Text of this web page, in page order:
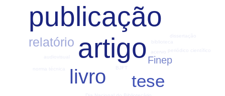
artigo
publicação
livro tese
relatório
Finep